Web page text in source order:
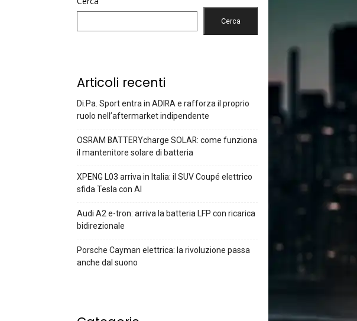
Cerca
Articoli recenti
Di.Pa. Sport entra in ADIRA e rafforza il proprio
ruolo nell’aftermarket indipendente
OSRAM BATTERYcharge SOLAR: come funziona
il mantenitore solare di batteria
XPENG L03 arriva in Italia: il SUV Coupé elettrico
sfida Tesla con AI
Audi A2 e-tron: arriva la batteria LFP con ricarica
bidirezionale
Porsche Cayman elettrica: la rivoluzione passa
anche dal suono